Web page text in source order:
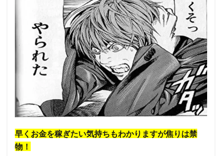
早くお金を稼ぎたい気持ちもわかりますが焦りは禁
物！